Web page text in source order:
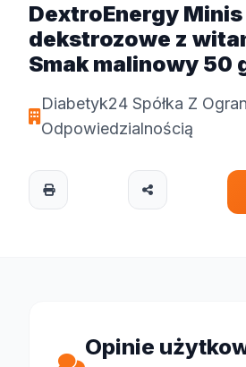
DextroEnergy
dekstrozowe z
Smak malinowy 50
Diabetyk24 Spółka Z
Odpowiedzialnością
Opinie